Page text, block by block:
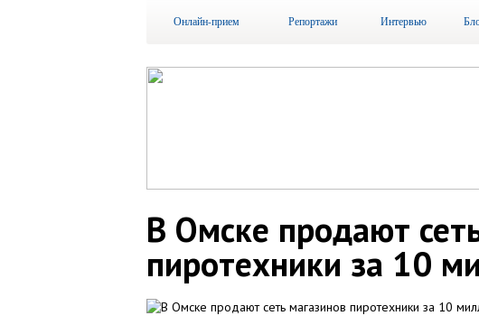
Онлайн-прием Репортажи Интервью
В Омске продают
пиротехники за 10